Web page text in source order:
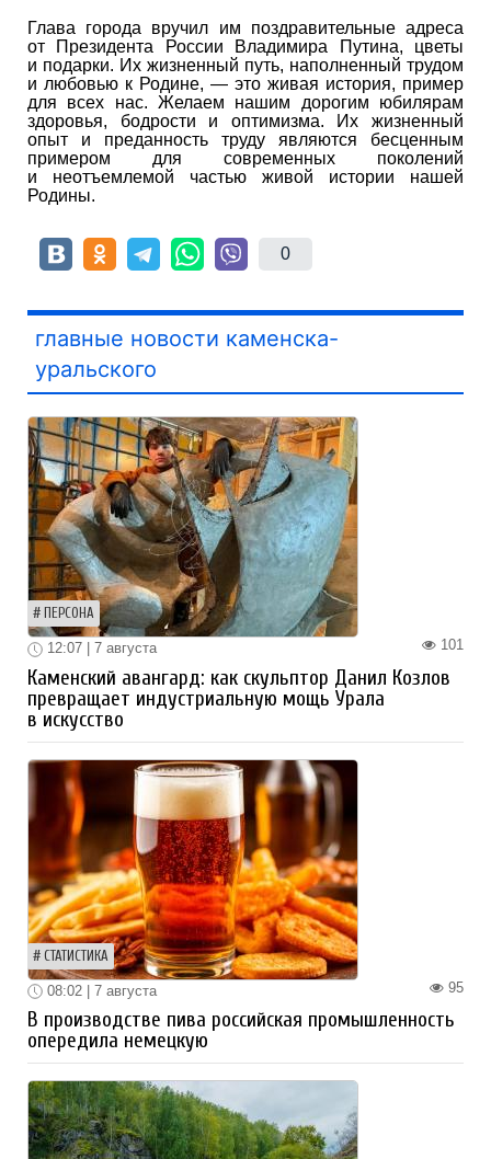
Глава города вручил им поздравительные адреса
от Президента России Владимира Путина, цветы
и подарки. Их жизненный путь, наполненный трудом
и любовью к Родине, — это живая история, пример
для всех нас. Желаем нашим дорогим юбилярам
здоровья, бодрости и оптимизма. Их жизненный
опыт и преданность труду являются бесценным
примером для современных поколений
и неотъемлемой частью живой истории нашей
Родины.
0
главные новости каменска-
уральского
ПЕРСОНА
101
12:07 | 7 августа
Каменский авангард: как скульптор Данил Козлов
превращает индустриальную мощь Урала
в искусство
СТАТИСТИКА
95
08:02 | 7 августа
В производстве пива российская промышленность
опередила немецкую